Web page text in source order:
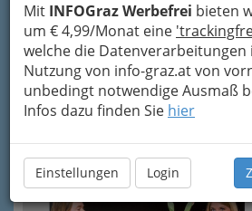
Mit INFOGraz Werbefrei bieten
um € 4,99/Monat eine
welche die Datenverarbeitungen
Nutzung von info-graz.at von
unbedingt notwendige Ausmaß
Infos dazu finden Sie hier
Einstellungen Login
Sparkasse.
Nach einem offenen"Ask
Gesprächmit der
Sternbauerwurde mit der
Gastwirtschaft Hochstrasser
Essen auch eine Gin-
Geistiges für zukünftige